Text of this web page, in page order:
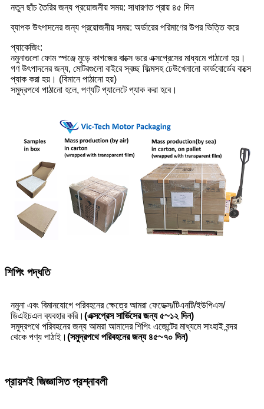
নতুন ছাঁচ তৈরির জন্য প্রয়োজনীয় সময়: সাধারণত প্রায় ৪৫ দিন
ব্যাপক উৎপাদনের জন্য প্রয়োজনীয় সময়: অর্ডারের পরিমাণের উপর ভিত্তি করে
প্যাকেজিং:
নমুনাগুলো ফোম স্পঞ্জে মুড়ে কাগজের বাক্সে ভরে এক্সপ্রেসের মাধ্যমে পাঠানো হয়।
গণ উৎপাদনের জন্য, মোটরগুলো বাইরে স্বচ্ছ ফিল্মসহ ঢেউখেলানো কার্ডবোর্ডের বাক্সে
প্যাক করা হয়। (বিমানে পাঠানো হয়)
সমুদ্রপথে পাঠানো হলে, পণ্যটি প্যালেটে প্যাক করা হবে।
শিপিং পদ্ধতি
নমুনা এবং বিমানযোগে পরিবহনের ক্ষেত্রে আমরা ফেডেক্স/টিএনটি/ইউপিএস/
ডিএইচএল ব্যবহার করি। (এক্সপ্রেস সার্ভিসের জন্য ৫~১২ দিন)
সমুদ্রপথে পরিবহনের জন্য আমরা আমাদের শিপিং এজেন্টের মাধ্যমে সাংহাই বন্দর
থেকে পণ্য পাঠাই। (সমুদ্রপথে পরিবহনের জন্য ৪৫~৭০ দিন)
প্রায়শই জিজ্ঞাসিত প্রশ্নাবলী